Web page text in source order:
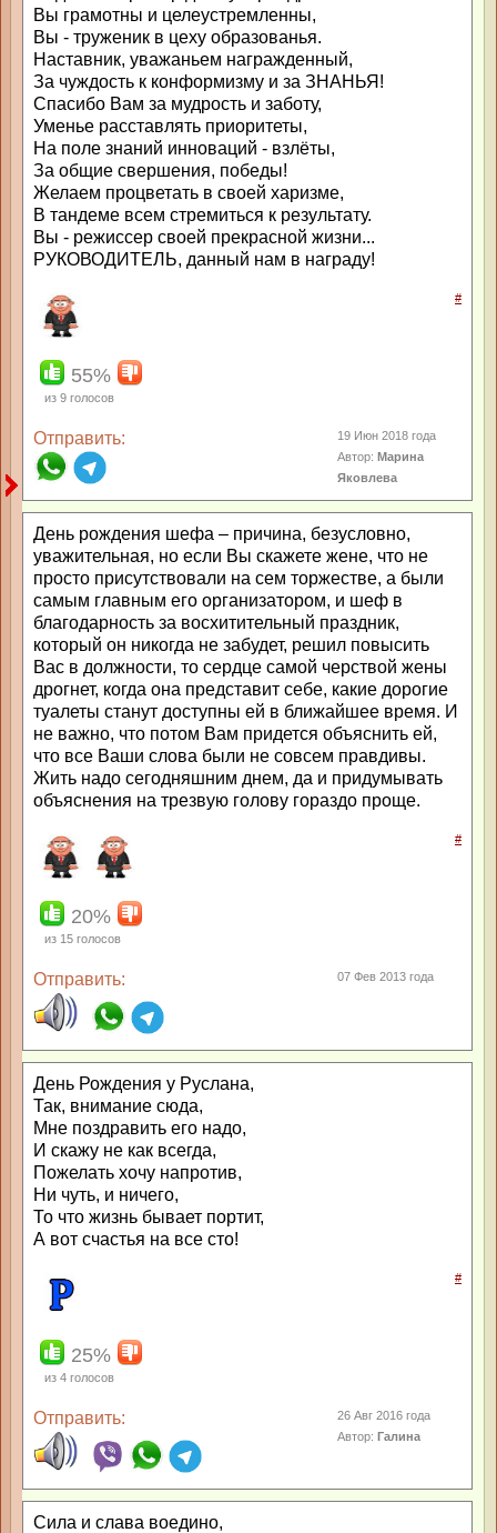
Вы грамотны и целеустремленны,
Вы - труженик в цеху образованья.
Наставник, уважаньем награжденный,
За чуждость к конформизму и за ЗНАНЬЯ!
Спасибо Вам за мудрость и заботу,
Уменье расставлять приоритеты,
На поле знаний инноваций - взлёты,
За общие свершения, победы!
Желаем процветать в своей харизме,
В тандеме всем стремиться к результату.
Вы - режиссер своей прекрасной жизни...
РУКОВОДИТЕЛЬ, данный нам в награду!
#
55%
из 9 голосов
Отправить:
19 Июн 2018 года
Автор:Марина
Яковлева
День рождения шефа – причина, безусловно,
уважительная, но если Вы скажете жене, что не
просто присутствовали на сем торжестве, а были
самым главным его организатором, и шеф в
благодарность за восхитительный праздник,
который он никогда не забудет, решил повысить
Вас в должности, то сердце самой черствой жены
дрогнет, когда она представит себе, какие дорогие
туалеты станут доступны ей в ближайшее время. И
не важно, что потом Вам придется объяснить ей,
что все Ваши слова были не совсем правдивы.
Жить надо сегодняшним днем, да и придумывать
объяснения на трезвую голову гораздо проще.
#
20%
из 15 голосов
Отправить: 07 Фев 2013 года
День Рождения у Руслана,
Так, внимание сюда,
Мне поздравить его надо,
И скажу не как всегда,
Пожелать хочу напротив,
Ни чуть, и ничего,
То что жизнь бывает портит,
А вот счастья на все сто!
#
25%
из 4 голосов
Отправить:
26 Авг 2016 года
Автор:Галина
Сила и слава воедино,